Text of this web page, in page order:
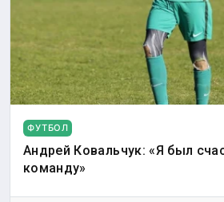
ФУТБОЛ
Андрей Ковальчук: «Я был
команду»